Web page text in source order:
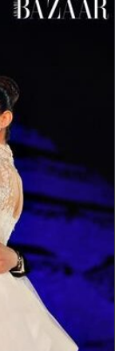
س
إ
ت
ر
و
ن
ا